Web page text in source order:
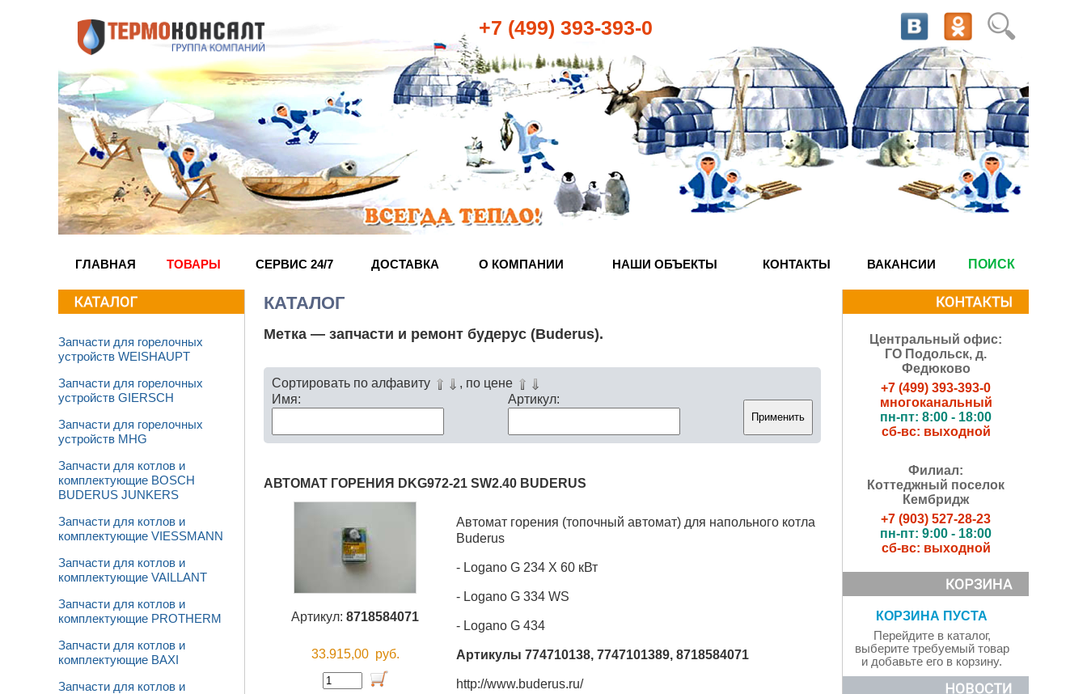
+7 (499) 393-393-0
ГЛАВНАЯ ТОВАРЫ СЕРВИС 24/7 ДОСТАВКА О КОМПАНИИ НАШИ ОБЪЕКТЫ КОНТАКТЫ ВАКАНСИИ ПОИСК
Запчасти для горелочных
устройств WEISHAUPT
Запчасти для горелочных
устройств GIERSCH
Запчасти для горелочных
устройств MHG
Запчасти для котлов и
комплектующие BOSCH
BUDERUS JUNKERS
Запчасти для котлов и
комплектующие VIESSMANN
Запчасти для котлов и
комплектующие VAILLANT
Запчасти для котлов и
комплектующие PROTHERM
Запчасти для котлов и
комплектующие BAXI
Запчасти для котлов и
КАТАЛОГ
Метка — запчасти и ремонт будерус (Buderus).
Сортировать по алфавиту
, по цене
Имя:
Артикул:
АВТОМАТ ГОРЕНИЯ DKG972-21 SW2.40 BUDERUS
Артикул: 8718584071
33.915,00 руб.
Автомат горения (топочный автомат) для напольного котла
Buderus
- Logano G 234 X 60 кВт
- Logano G 334 WS
- Logano G 434
Артикулы 774710138, 7747101389, 8718584071
http://www.buderus.ru/
Центральный офис:
ГО Подольск, д.
Федюково
+7 (499) 393-393-0
многоканальный
пн-пт: 8:00 - 18:00
сб-вс: выходной
Филиал:
Коттеджный поселок
Кембридж
+7 (903) 527-28-23
пн-пт: 9:00 - 18:00
сб-вс: выходной
КОРЗИНА ПУСТА
Перейдите в каталог,
выберите требуемый товар
и добавьте его в корзину.